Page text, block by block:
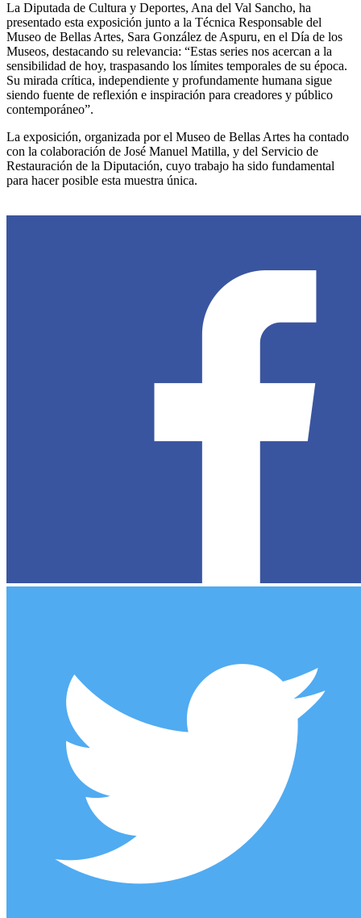
La Diputada de Cultura y Deportes, Ana del Val Sancho, ha
presentado esta exposición junto a la Técnica Responsable del
Museo de Bellas Artes, Sara González de Aspuru, en el Día de los
Museos, destacando su relevancia: “Estas series nos acercan a la
sensibilidad de hoy, traspasando los límites temporales de su época.
Su mirada crítica, independiente y profundamente humana sigue
siendo fuente de reflexión e inspiración para creadores y público
contemporáneo”.
La exposición, organizada por el Museo de Bellas Artes ha contado
con la colaboración de José Manuel Matilla, y del Servicio de
Restauración de la Diputación, cuyo trabajo ha sido fundamental
para hacer posible esta muestra única.